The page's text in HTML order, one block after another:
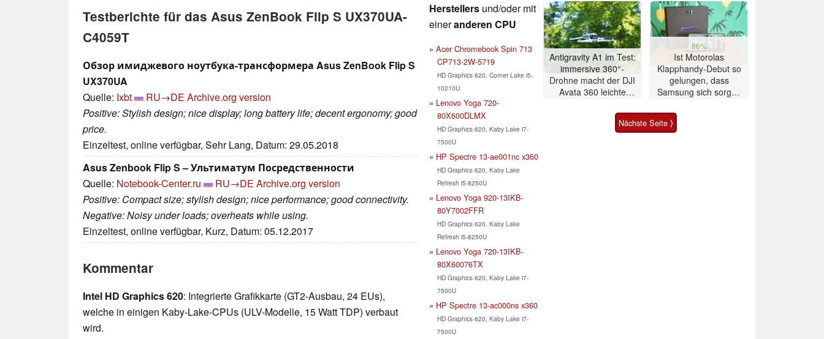
Testberichte für das Asus ZenBook Flip S UX370UA-
C4059T
Обзор имиджевого ноутбука-трансформера Asus ZenBook Flip S
UX370UA
Quelle: Ixbt RU→DE Archive.org version
Positive: Stylish design; nice display; long battery life; decent ergonomy; good
price.
Einzeltest, online verfügbar, Sehr Lang, Datum: 29.05.2018
Asus Zenbook Flip S – Ультиматум Посредственности
Quelle: Notebook-Center.ru RU→DE Archive.org version
Positive: Compact size; stylish design; nice performance; good connectivity.
Negative: Noisy under loads; overheats while using.
Einzeltest, online verfügbar, Kurz, Datum: 05.12.2017
Kommentar
Intel HD Graphics 620: Integrierte Grafikkarte (GT2-Ausbau, 24 EUs),
welche in einigen Kaby-Lake-CPUs (ULV-Modelle, 15 Watt TDP) verbaut
wird.
Herstellers und/oder mit
eineranderen CPU
Acer Chromebook Spin 713
CP713-2W-5719
HD Graphics 620, Comet Lake i5-
10210U
Lenovo Yoga 720-
80X600DLMX
HD Graphics 620, Kaby Lake i7-
7500U
HP Spectre 13-ae001nc x360
HD Graphics 620, Kaby Lake
Refresh i5-8250U
Lenovo Yoga 920-13IKB-
80Y7002FFR
HD Graphics 620, Kaby Lake
Refresh i5-8250U
Lenovo Yoga 720-13IKB-
80X60076TX
HD Graphics 620, Kaby Lake i7-
7500U
HP Spectre 13-ac000ns x360
HD Graphics 620, Kaby Lake i7-
7500U
Antigravity A1 im Test:
immersive 360°-
Drohne macht der DJI
Avata 360 leichte
86%
Ist Motorolas
Klapphandy-Debut so
gelungen, dass
Samsung sich sorgen
Smartphone im Test
Nächste Seite ⟩